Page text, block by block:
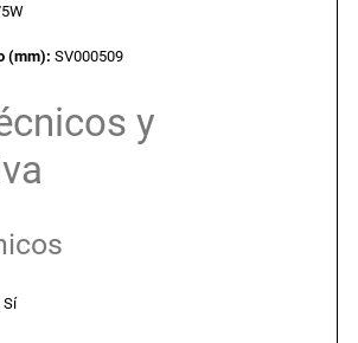
a
:
(mm): SV000509
y
Sí